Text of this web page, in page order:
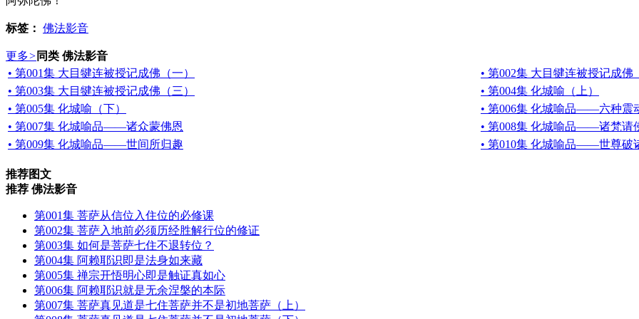
标签： 佛法影音
更多> 同类 佛法影音
• 第001集 大目犍连被授记成佛（一）
• 第002集 大目犍连被授记成佛
• 第003集 大目犍连被授记成佛（三）
• 第004集 化城喻（上）
• 第005集 化城喻（下）
• 第006集 化城喻品——六种震
• 第007集 化城喻品——诸众蒙佛恩
• 第008集 化城喻品——诸梵请
• 第009集 化城喻品——世间所归趣
• 第010集 化城喻品——世尊破
推荐图文
推荐 佛法影音
第001集 菩萨从信位入住位的必修课
第002集 菩萨入地前必须历经胜解行位的修证
第003集 如何是菩萨七住不退转位？
第004集 阿赖耶识即是法身如来藏
第005集 禅宗开悟明心即是触证真如心
第006集 阿赖耶识就是无余涅槃的本际
第007集 菩萨真见道是七住菩萨并不是初地菩萨（上）